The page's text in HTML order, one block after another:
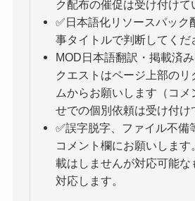
ク配布の催促は受け付けて
✅日本語化リソースパック
事タイトルで判断してくだ
MOD日本語翻訳・掲載済
クエストはページ上部のリ
ムからお願いします（コメ
せでの個別依頼は受け付け
✅誤字脱字、ファイル不備
コメント欄にお願いします
載はしませんが対応可能な
対応します。